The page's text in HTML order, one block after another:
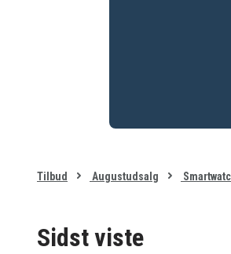
Tilbud Augustudsalg
Sidst viste